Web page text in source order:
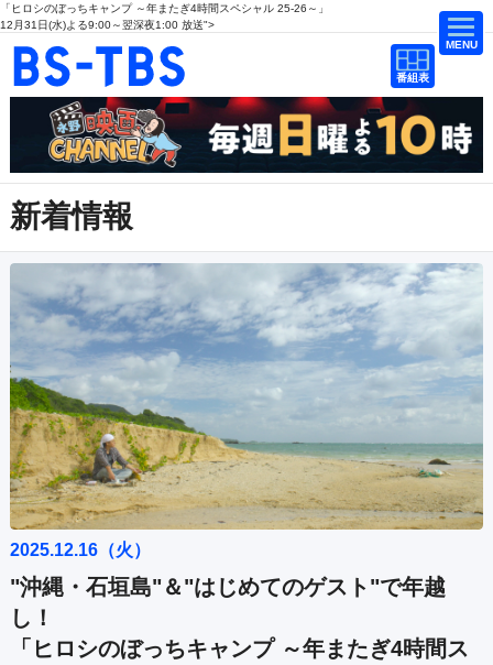
「ヒロシのぼっちキャンプ ～年またぎ4時間スペシャル 25-26～」
12月31日(水)よる9:00～翌深夜1:00 放送">
番組
表
BS-TBS
表
ドラマ 映画
紀行 報道
教養
アニメ ファンクラブ
検索
視聴方法 4K放送
イベント ショッピング
公式SNS プレゼント
ご意見・ご感想
新着情報
"沖縄・石垣島"＆"はじめてのゲスト"で年越
し！
「ヒロシのぼっちキャンプ ～年またぎ4時間ス
2025.12.16（火）